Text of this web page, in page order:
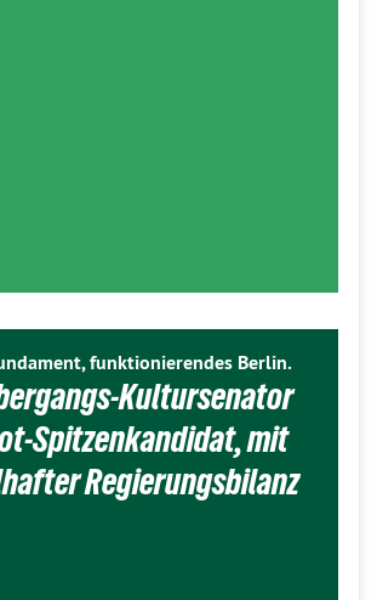
funktionierendes Berlin.
Kultursenator
Spitzenkandidat, mit
Regierungsbilanz